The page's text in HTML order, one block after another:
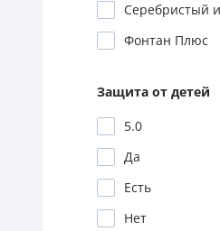
Серебристый
Фонтан Плюс
Защита от детей
5.0
Да
Есть
Нет